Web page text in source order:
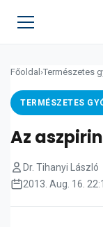
Főoldal ›Természetes
TERMÉSZETES
Az
Dr. Tihanyi László
2013. Aug. 16.